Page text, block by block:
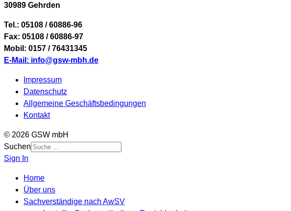
30989 Gehrden
Tel.: 05108 / 60886-96
Fax: 05108 / 60886-97
Mobil: 0157 / 76431345
E-Mail: info@gsw-mbh.de
Impressum
Datenschutz
Allgemeine Geschäftsbedingungen
Kontakt
© 2026 GSW mbH
Suchen
Sign In
Home
Über uns
Sachverständige nach AwSV